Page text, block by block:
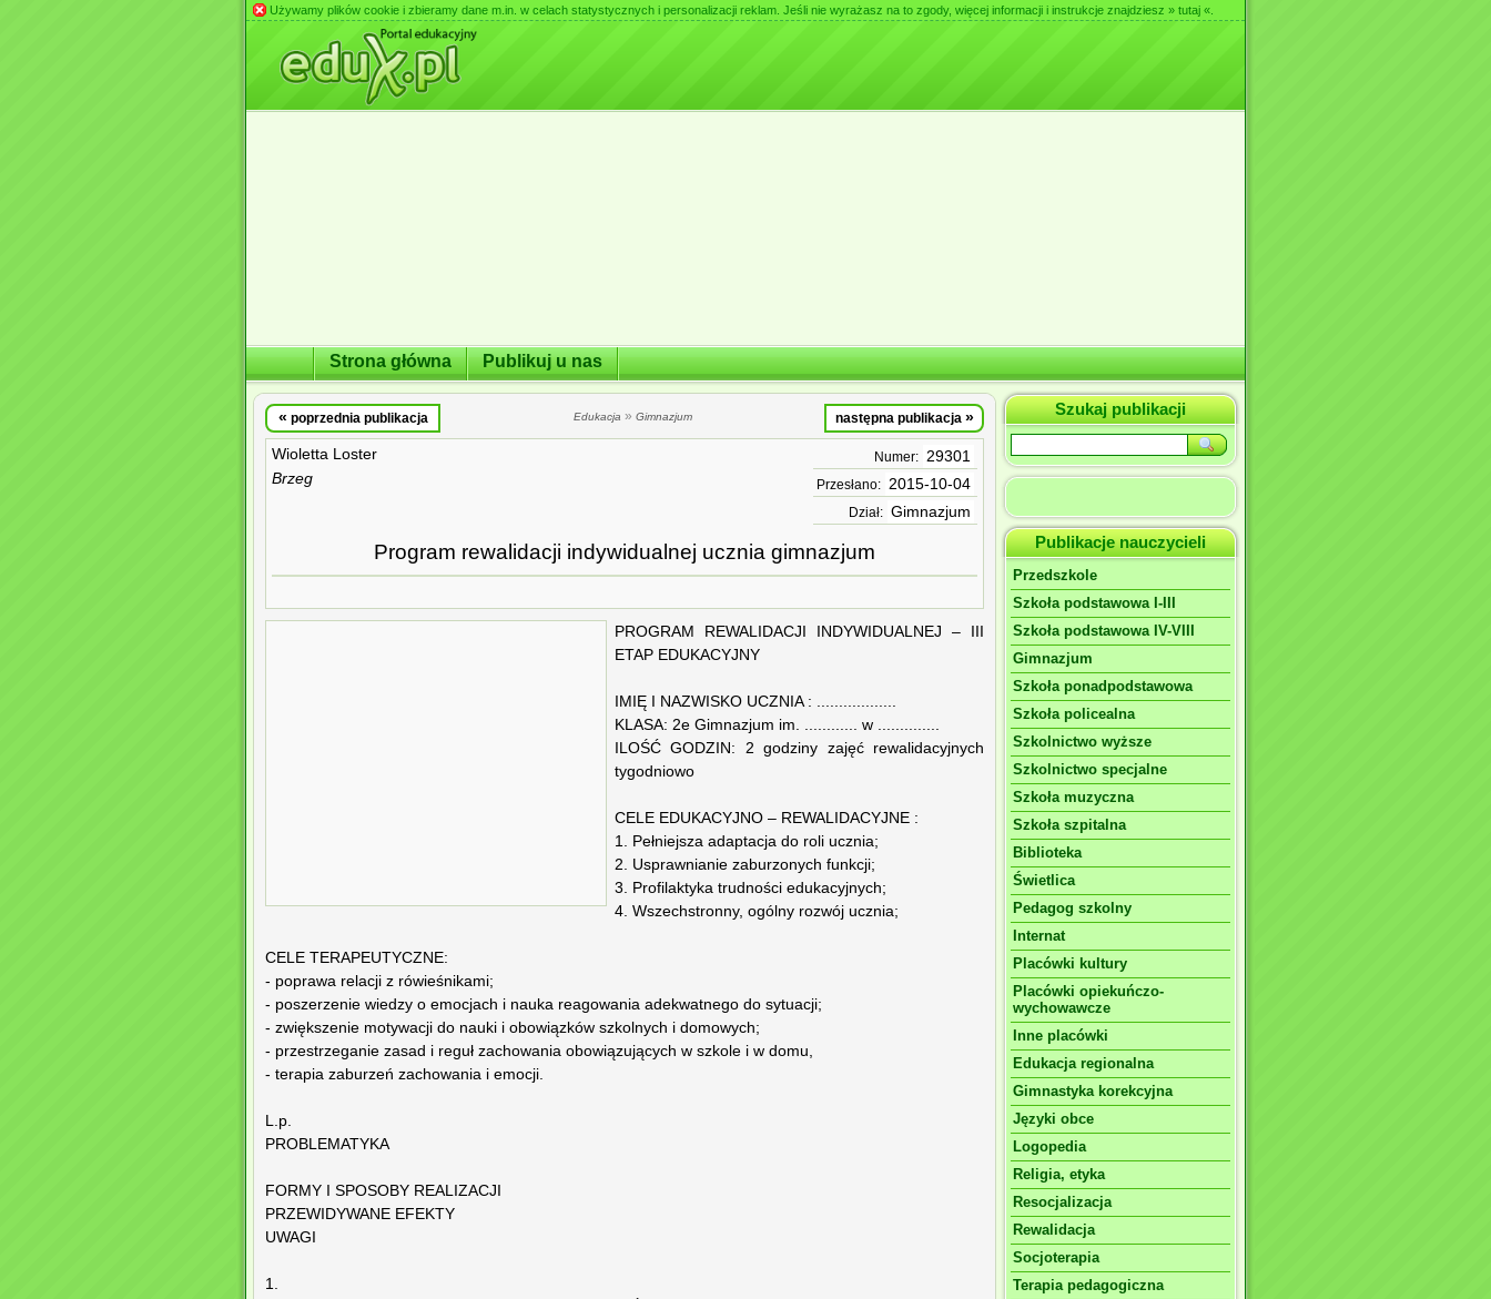
Używamy plików cookie i zbieramy dane m.in. w celach statystycznych i personalizacji reklam. Jeśli nie wyrażasz na to zgody, więcej informacji i instrukcje znajdziesz » tutaj «
Strona główna Publikuj u nas
« poprzednia publikacja Edukacja » Gimnazjum następna publikacja »
Wioletta Loster
Brzeg
Numer: 29301
Przesłano: 2015-10-04
Dział: Gimnazjum
Program rewalidacji indywidualnej ucznia gimnazjum
PROGRAM REWALIDACJI INDYWIDUALNEJ – III
ETAP EDUKACYJNY
IMIĘ I NAZWISKO UCZNIA : ..................
KLASA: 2e Gimnazjum im. ............ w ..............
ILOŚĆ GODZIN: 2 godziny zajęć rewalidacyjnych
tygodniowo
CELE EDUKACYJNO – REWALIDACYJNE :
1. Pełniejsza adaptacja do roli ucznia;
2. Usprawnianie zaburzonych funkcji;
3. Profilaktyka trudności edukacyjnych;
4. Wszechstronny, ogólny rozwój ucznia;
CELE TERAPEUTYCZNE:
- poprawa relacji z rówieśnikami;
- poszerzenie wiedzy o emocjach i nauka reagowania adekwatnego do sytuacji;
- zwiększenie motywacji do nauki i obowiązków szkolnych i domowych;
- przestrzeganie zasad i reguł zachowania obowiązujących w szkole i w domu,
- terapia zaburzeń zachowania i emocji.
L.p.
PROBLEMATYKA
FORMY I SPOSOBY REALIZACJI
PRZEWIDYWANE EFEKTY
UWAGI
1.
Szukaj publikacji
Publikacje nauczycieli
Przedszkole
Szkoła podstawowa I-III
Szkoła podstawowa IV-VIII
Gimnazjum
Szkoła ponadpodstawowa
Szkoła policealna
Szkolnictwo wyższe
Szkolnictwo specjalne
Szkoła muzyczna
Szkoła szpitalna
Biblioteka
Świetlica
Pedagog szkolny
Internat
Placówki kultury
Placówki opiekuńczo-
wychowawcze
Inne placówki
Edukacja regionalna
Gimnastyka korekcyjna
Języki obce
Logopedia
Religia, etyka
Resocjalizacja
Rewalidacja
Socjoterapia
Terapia pedagogiczna